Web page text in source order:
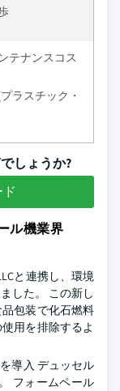
テナンスコス
ラスチック・
しょうか?
ル機業界
と連携し、環境
した。 この新し
包装で化石燃料
用を排除するよ
導入 デュッセル
フォームペール